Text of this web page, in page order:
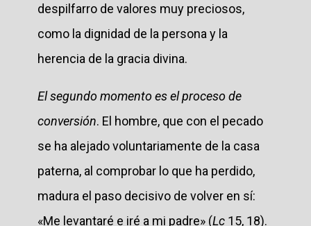
despilfarro de valores muy preciosos,
como la dignidad de la persona y la
herencia de la gracia divina.
El segundo momento es el proceso de
conversión. El hombre, que con el pecado
se ha alejado voluntariamente de la casa
paterna, al comprobar lo que ha perdido,
madura el paso decisivo de volver en sí:
«Me levantaré e iré a mi padre» (Lc 15, 18).